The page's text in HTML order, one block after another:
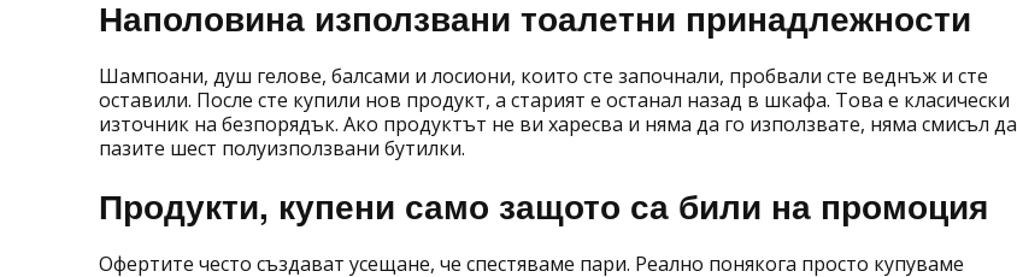
Наполовина използвани тоалетни принадлежности
Шампоани, душ гелове, балсами и лосиони, които сте започнали, пробвали сте веднъж и сте
оставили. После сте купили нов продукт, а старият е останал назад в шкафа. Това е класически
източник на безпорядък. Ако продуктът не ви харесва и няма да го използвате, няма смисъл да
пазите шест полуизползвани бутилки.
Продукти, купени само защото са били на промоция
Офертите често създават усещане, че спестяваме пари. Реално понякога просто купуваме